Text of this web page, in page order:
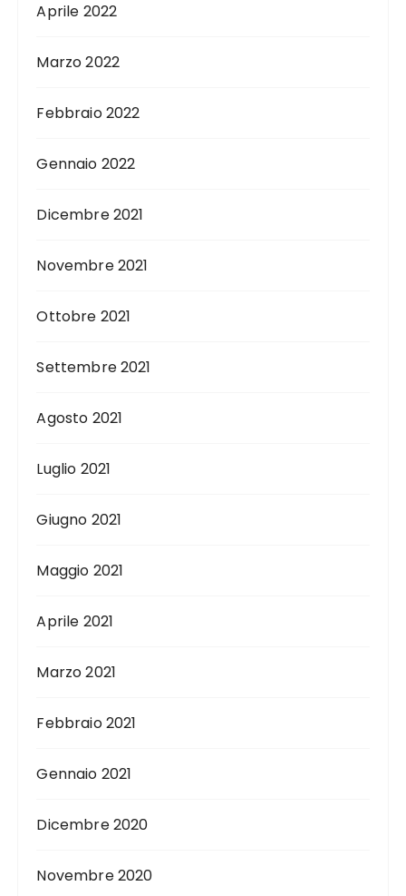
Aprile 2022
Marzo 2022
Febbraio 2022
Gennaio 2022
Dicembre 2021
Novembre 2021
Ottobre 2021
Settembre 2021
Agosto 2021
Luglio 2021
Giugno 2021
Maggio 2021
Aprile 2021
Marzo 2021
Febbraio 2021
Gennaio 2021
Dicembre 2020
Novembre 2020